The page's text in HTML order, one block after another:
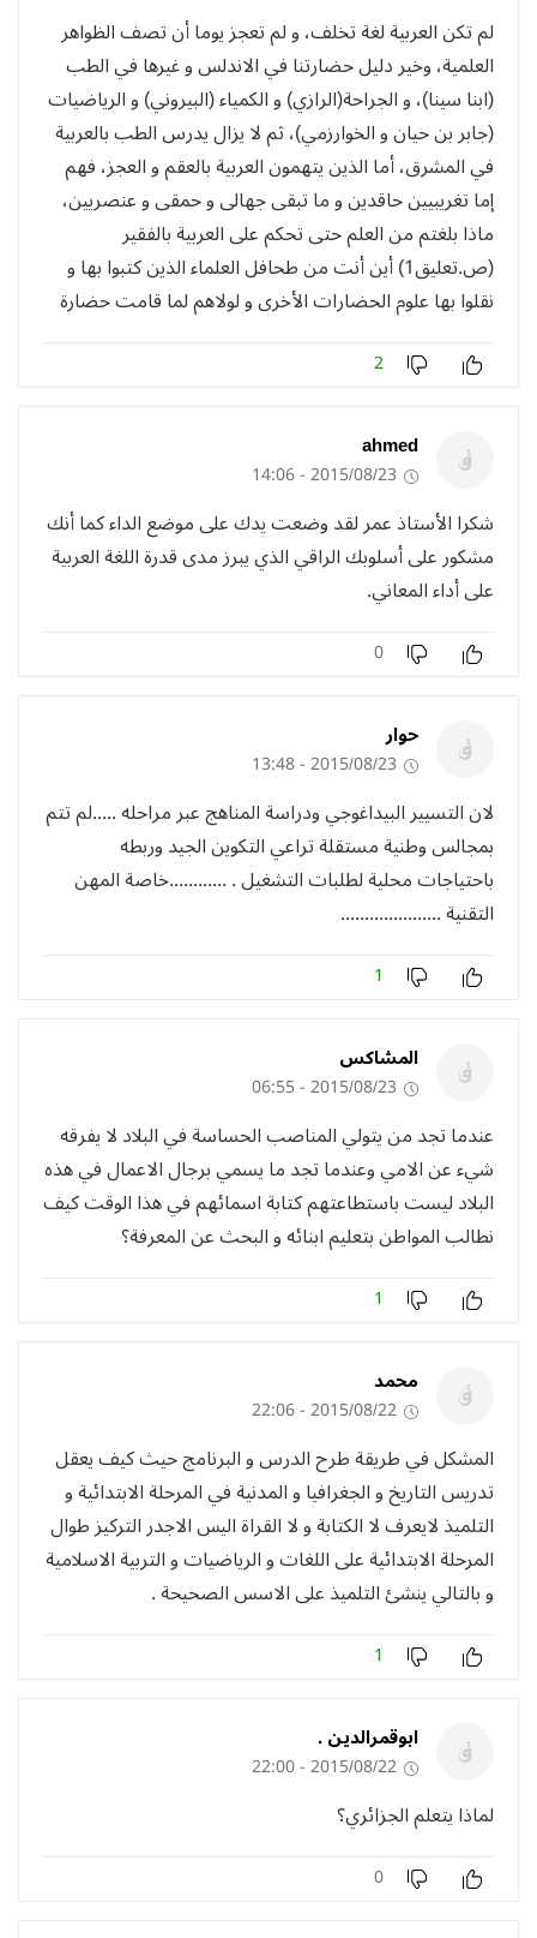
لم تكن العربية لغة تخلف، و لم تعجز يوما أن تصف الظواهر
العلمية، وخير دليل حضارتنا في الاندلس و غيرها في الطب
(ابنا سينا)، و الجراحة(الرازي) و الكمياء (البيروني) و الرياضيات
(جابر بن حيان و الخوارزمي)، ثم لا يزال يدرس الطب بالعربية
في المشرق، أما الذين يتهمون العربية بالعقم و العجز، فهم
إما تغريبيين حاقدين و ما تبقى جهالى و حمقى و عنصريين،
ماذا بلغتم من العلم حتى تحكم على العربية بالفقير
(ص.تعليق1) أين أنت من طحافل العلماء الذين كتبوا بها و
نقلوا بها علوم الحضارات الأخرى و لولاهم لما قامت حضارة
2
ahmed
2015/08/23 - 14:06
شكرا الأستاذ عمر لقد وضعت يدك على موضع الداء كما أنك
مشكور على أسلوبك الراقي الذي يبرز مدى قدرة اللغة العربية
على أداء المعاني.
0
حوار
2015/08/23 - 13:48
لان التسيير البيداغوجي ودراسة المناهج عبر مراحله .....لم تتم
بمجالس وطنية مستقلة تراعي التكوين الجيد وربطه
باحتياجات محلية لطلبات التشغيل . ............خاصة المهن
التقنية .....................
1
المشاكس
2015/08/23 - 06:55
عندما تجد من يتولي المناصب الحساسة في البلاد لا يفرقه
شيء عن الامي وعندما تجد ما يسمي برجال الاعمال في هذه
البلاد ليست باستطاعتهم كتابة اسمائهم في هذا الوقت كيف
نطالب المواطن بتعليم ابنائه و البحث عن المعرفة؟
1
محمد
2015/08/22 - 22:06
المشكل في طريقة طرح الدرس و البرنامج حيث كيف يعقل
تدريس التاريخ و الجغرافيا و المدنية في المرحلة الابتدائية و
التلميذ لايعرف لا الكتابة و لا القراة اليس الاجدر التركيز طوال
المرحلة الابتدائية على اللغات و الرياضيات و التربية الاسلامية
و بالتالي ينشئ التلميذ على الاسس الصحيحة .
1
ابوقمرالدين .
2015/08/22 - 22:00
لماذا يتعلم الجزائري؟
0